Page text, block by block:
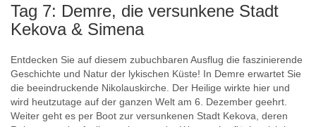
Tag 7: Demre, die versunkene Stadt
Kekova & Simena
Entdecken Sie auf diesem zubuchbaren Ausflug die faszinierende
Geschichte und Natur der lykischen Küste! In Demre erwartet Sie
die beeindruckende Nikolauskirche. Der Heilige wirkte hier und
wird heutzutage auf der ganzen Welt am 6. Dezember geehrt.
Weiter geht es per Boot zur versunkenen Stadt Kekova, deren